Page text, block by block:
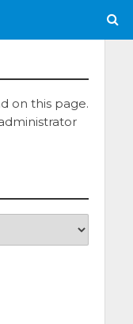
on this page.